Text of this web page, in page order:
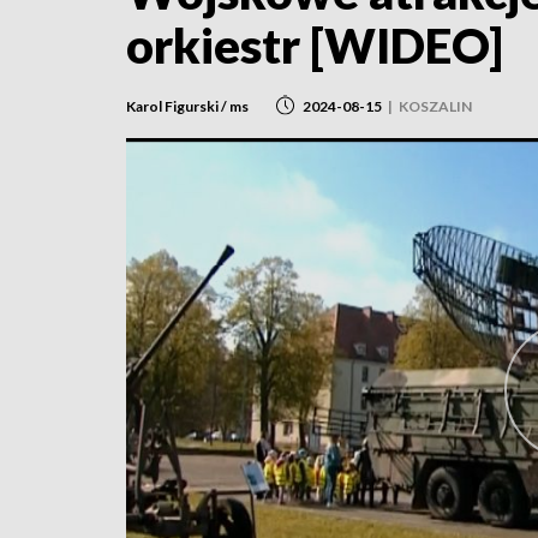
orkiestr [WIDEO]
Karol Figurski / ms 2024-08-15 | KOSZALIN